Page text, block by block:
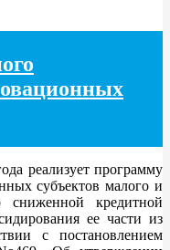
реализует программу
субъектов малого и
сниженной кредитной
ее части из
с постановлением